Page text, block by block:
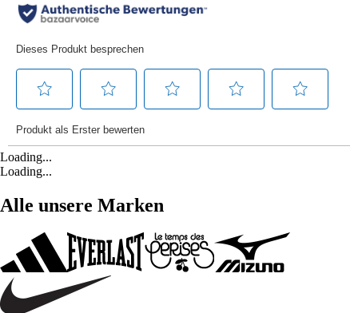
Loading...
Loading...
Alle unsere Marken